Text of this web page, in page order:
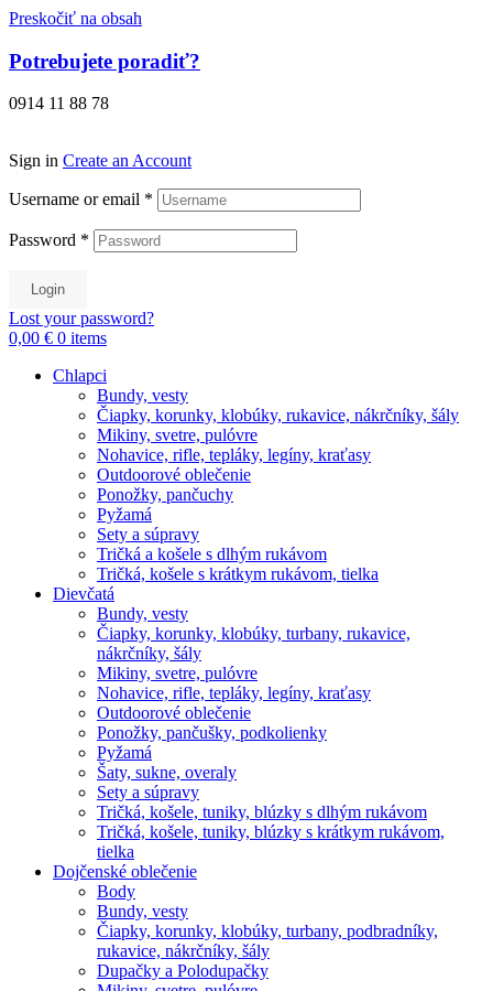
Preskočiť na obsah
Potrebujete poradiť?
0914 11 88 78
Sign in Create an Account
Username or email *
Password *
Login
Lost your password?
0,00 € 0 items
Chlapci
Bundy, vesty
Čiapky, korunky, klobúky, rukavice, nákrčníky, šály
Mikiny, svetre, pulóvre
Nohavice, rifle, tepláky, legíny, kraťasy
Outdoorové oblečenie
Ponožky, pančuchy
Pyžamá
Sety a súpravy
Tričká a košele s dlhým rukávom
Tričká, košele s krátkym rukávom, tielka
Dievčatá
Bundy, vesty
Čiapky, korunky, klobúky, turbany, rukavice,
nákrčníky, šály
Mikiny, svetre, pulóvre
Nohavice, rifle, tepláky, legíny, kraťasy
Outdoorové oblečenie
Ponožky, pančušky, podkolienky
Pyžamá
Šaty, sukne, overaly
Sety a súpravy
Tričká, košele, tuniky, blúzky s dlhým rukávom
Tričká, košele, tuniky, blúzky s krátkym rukávom,
tielka
Dojčenské oblečenie
Body
Bundy, vesty
Čiapky, korunky, klobúky, turbany, podbradníky,
rukavice, nákrčníky, šály
Dupačky a Polodupačky